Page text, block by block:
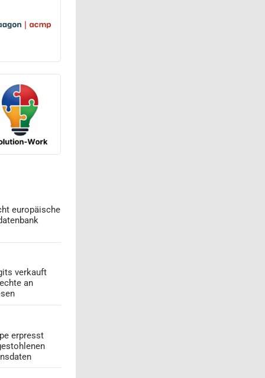
europäische
verkauft
an
erpresst